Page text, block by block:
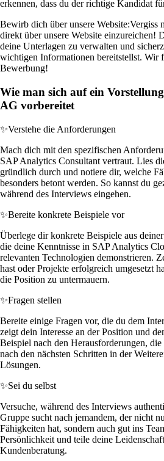
erkennen, dass du der richtige Kandidat
Bewirb dich über unsere Website:Vergiss
direkt über unsere Website einzureichen!
deine Unterlagen zu verwalten und
wichtigen Informationen bereitstellst. Wir
Bewerbung!
Wie man sich auf ein
AG vorbereitet
✨Verstehe die Anforderungen
Mach dich mit den spezifischen
SAP Analytics Consultant vertraut. Lies
gründlich durch und notiere dir, welche
besonders betont werden. So kannst du
während des Interviews eingehen.
✨Bereite konkrete Beispiele vor
Überlege dir konkrete Beispiele aus
die deine Kenntnisse in SAP Analytics
relevanten Technologien demonstrieren.
hast oder Projekte erfolgreich umgesetzt
die Position zu untermauern.
✨Fragen stellen
Bereite einige Fragen vor, die du dem
zeigt dein Interesse an der Position und
Beispiel nach den Herausforderungen,
nach den nächsten Schritten in der
Lösungen.
✨Sei du selbst
Versuche, während des Interviews
Gruppe sucht nach jemandem, der nicht
Fähigkeiten hat, sondern auch gut ins
Persönlichkeit und teile deine
Kundenberatung.